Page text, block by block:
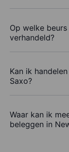
Op welke
verhandeld?
Kan ik
Saxo?
Waar kan ik
beleggen in